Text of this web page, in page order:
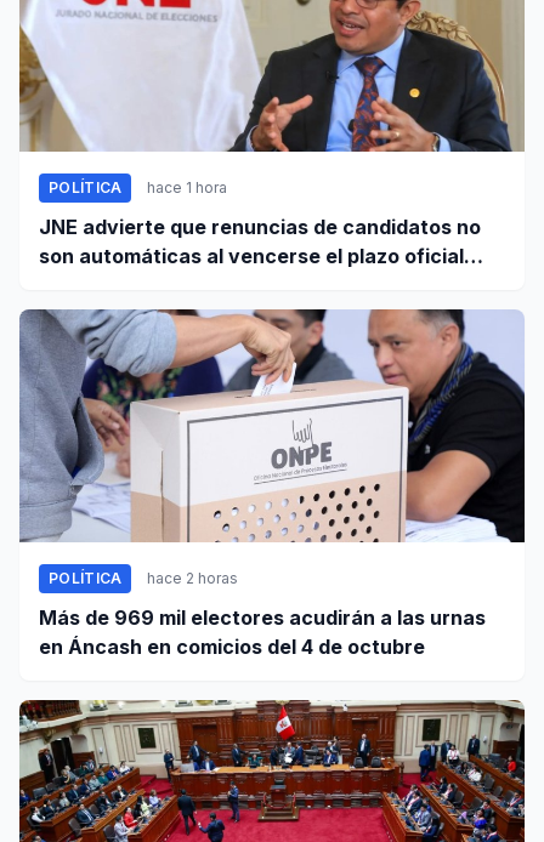
POLÍTICA hace 1 hora
JNE advierte que renuncias de candidatos no
son automáticas al vencerse el plazo oficial
POLÍTICA hace 2 horas
Más de 969 mil electores acudirán a las urnas
en Áncash en comicios del 4 de octubre